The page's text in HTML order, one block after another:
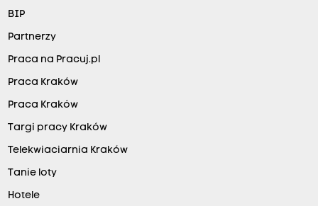
BIP
Partnerzy
Praca na Pracuj.pl
Praca Kraków
Praca Kraków
Targi pracy Kraków
Telekwiaciarnia Kraków
Tanie loty
Hotele